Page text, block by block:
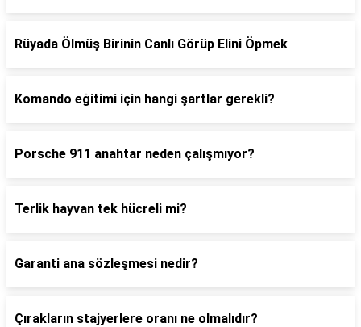
Rüyada Ölmüş Birinin Canlı Görüp Elini Öpmek
Komando eğitimi için hangi şartlar gerekli?
Porsche 911 anahtar neden çalışmıyor?
Terlik hayvan tek hücreli mi?
Garanti ana sözleşmesi nedir?
Çırakların stajyerlere oranı ne olmalıdır?